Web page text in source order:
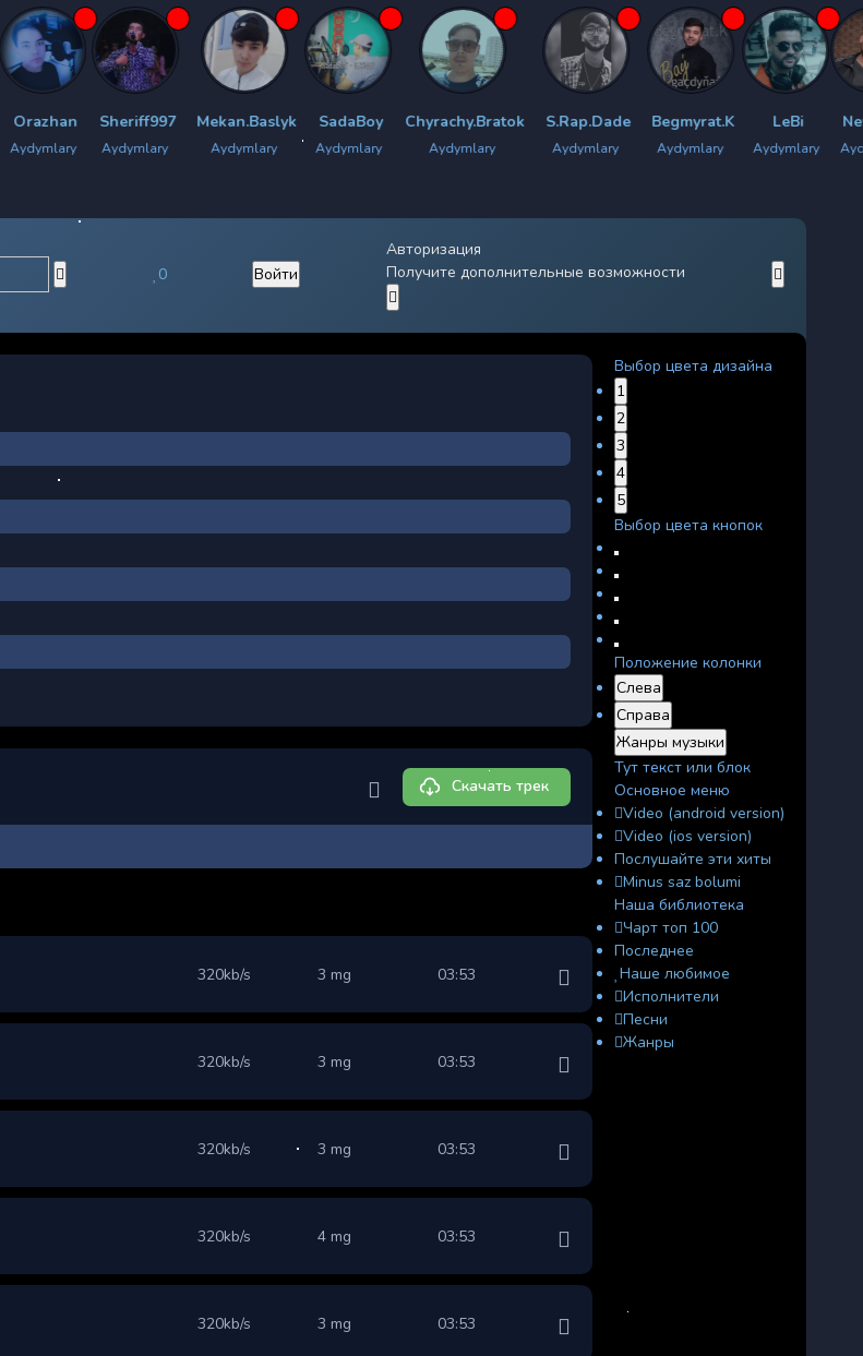
Sheriff997
Aydymlary
Mekan.Baslyk
Aydymlary
SadaBoy
Aydymlary
Chyrachy.Bratok
Aydymlary
S.Rap.Dade
Aydymlary
Begmyrat.K
Aydymlary
LeBi
Aydymlary
New Star
Aydymlary
0 Войти
Авторизация
Получите дополнительные возможности
Скачать трек
320kb/s 3 mg 03:53
320kb/s 3 mg 03:53
320kb/s 3 mg 03:53
320kb/s 4 mg 03:53
320kb/s 3 mg 03:53
Выбор цвета дизайна
1
2
3
4
5
Выбор цвета кнопок
Положение колонки
Слева
Справа
Жанры музыки
Тут текст или блок
Основное меню
Video (android version)
Video (ios version)
Послушайте эти хиты
Minus saz bolumi
Наша библиотека
Чарт топ 100
Последнее
Наше любимое
Исполнители
Песни
Жанры